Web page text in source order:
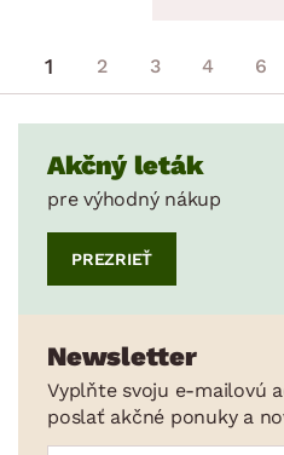
1 2 3 4 6
Akčný leták
pre výhodný nákup
PREZRIEŤ
Newsletter
Vyplňte svoju e-mailovú
poslať akčné ponuky a